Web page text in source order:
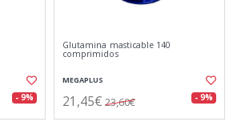
- 9%
Glutamina masticable 140
comprimidos
MEGAPLUS
21,45€ 23,60€ - 9%